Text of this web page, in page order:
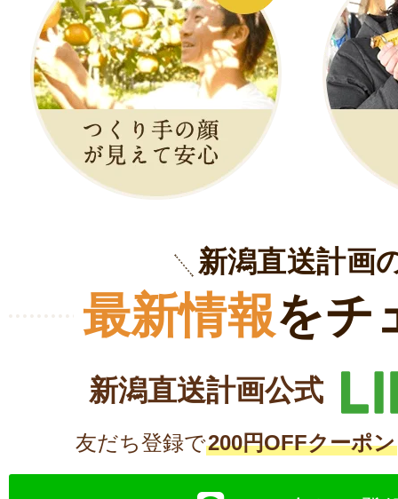
新潟直送計画
最新情報をチ
新潟直送計画公式
友だち登録で200円OFFクーポン